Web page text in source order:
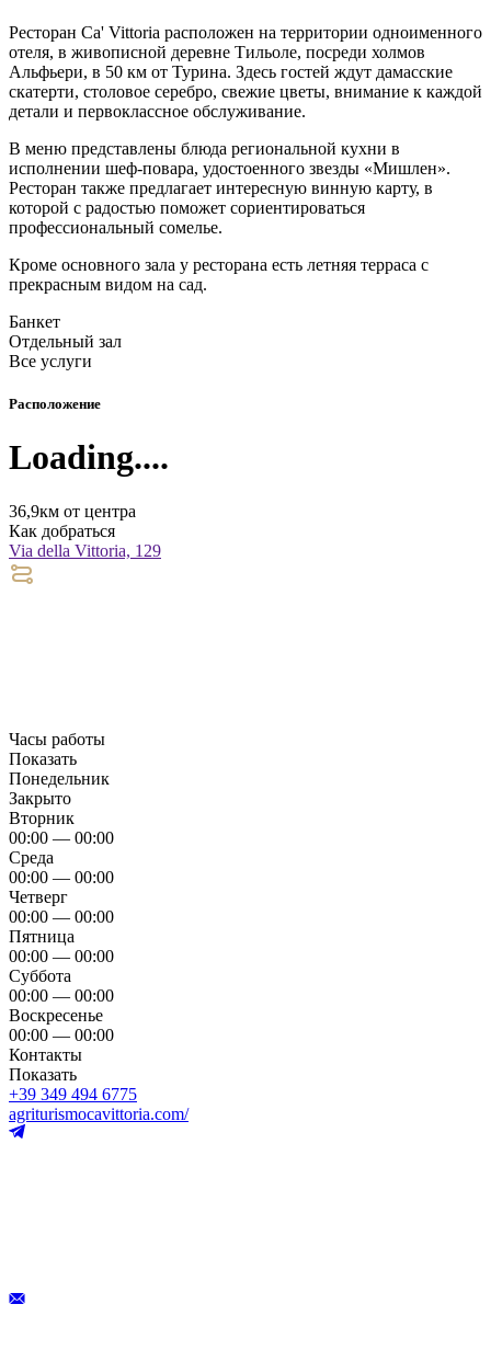
Ресторан Ca' Vittoria расположен на территории одноименного
отеля, в живописной деревне Тильоле, посреди холмов
Альфьери, в 50 км от Турина. Здесь гостей ждут дамасские
скатерти, столовое серебро, свежие цветы, внимание к каждой
детали и первоклассное обслуживание.
В меню представлены блюда региональной кухни в
исполнении шеф-повара, удостоенного звезды «Мишлен».
Ресторан также предлагает интересную винную карту, в
которой с радостью поможет сориентироваться
профессиональный сомелье.
Кроме основного зала у ресторана есть летняя терраса с
прекрасным видом на сад.
Банкет
Отдельный зал
Все услуги
Расположение
Loading....
36,9км от центра
Как добраться
Via della Vittoria, 129
Часы работы
Показать
Понедельник
Закрыто
Вторник
00:00 — 00:00
Среда
00:00 — 00:00
Четверг
00:00 — 00:00
Пятница
00:00 — 00:00
Суббота
00:00 — 00:00
Воскресенье
00:00 — 00:00
Контакты
Показать
+39 349 494 6775
agriturismocavittoria.com/